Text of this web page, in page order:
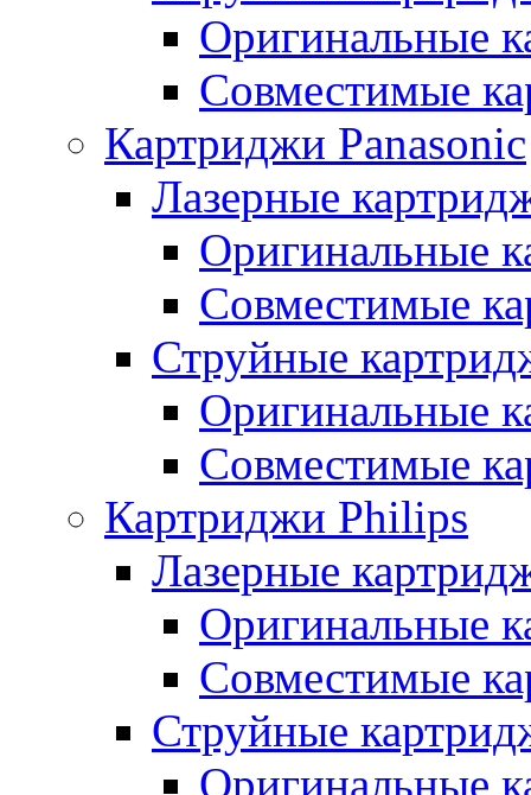
Оригинальные
Совместимые
Картриджи Panasonic
Лазерные
Оригинальные
Совместимые
Струйные
Оригинальные
Совместимые
Картриджи Philips
Лазерные
Оригинальные
Совместимые
Струйные
Оригинальные